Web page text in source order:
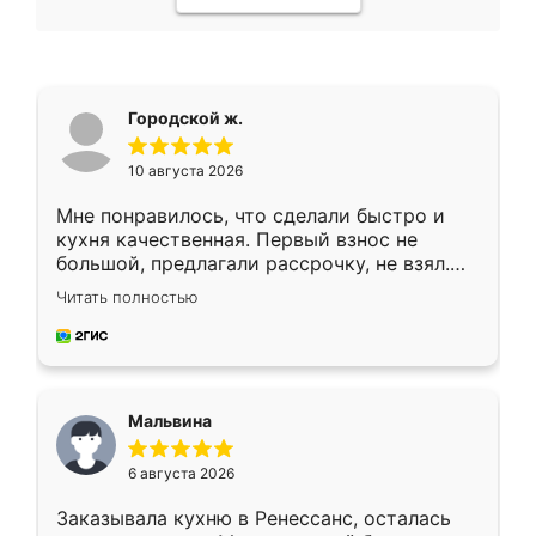
Городской ж.
10 августа 2026
Мне понравилось, что сделали быстро и
кухня качественная. Первый взнос не
большой, предлагали рассрочку, не взял.
Ждал меньше месяца, сборщик с прямыми
руками. По цене вышло адекватно.
Рекомендую!
Читать полностью
Мальвина
6 августа 2026
Заказывала кухню в Ренессанс, осталась